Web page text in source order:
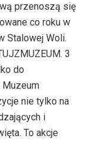
przenoszą się
co roku w
Stalowej Woli.
3
do
nie tylko na
i
To akcje